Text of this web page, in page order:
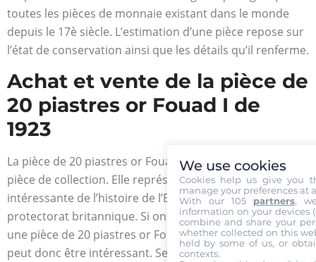
toutes les pièces de monnaie existant dans le monde
depuis le 17è siècle. L’estimation d’une pièce repose sur
l’état de conservation ainsi que les détails qu’il renferme.
Achat et vente de la pièce de
20 piastres or Fouad I de
1923
La pièce de 20 piastres or Fouad I de 1923 est une belle
pièce de collection. Elle représente une partie
intéressante de l’histoire de l’Egypte durant et après le
protectorat britannique. Si on possède ou on recherche
une pièce de 20 piastres or Fouad I de 1923, son prix
peut donc être intéressant. Selon l’état de la pièce
We use cookies
Cookies help us give you
manage your preferences at
With our 105 partners,
information on your devices
combine and share your
whether collected on this
held by some of us, or
contexts.